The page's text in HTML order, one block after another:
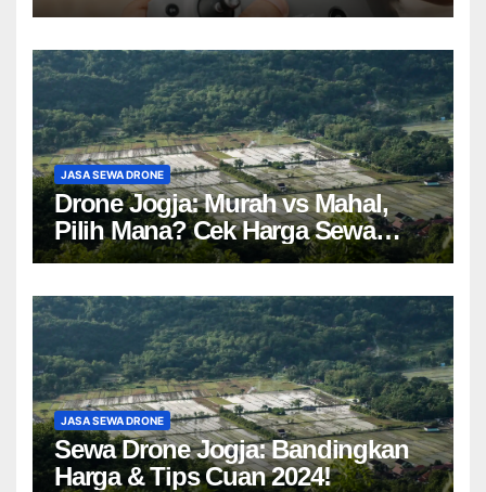
JASA SEWA DRONE
Drone Jogja: Murah vs Mahal,
Pilih Mana? Cek Harga Sewa
Drone Yogyakarta!
JASA SEWA DRONE
Sewa Drone Jogja: Bandingkan
Harga & Tips Cuan 2024!